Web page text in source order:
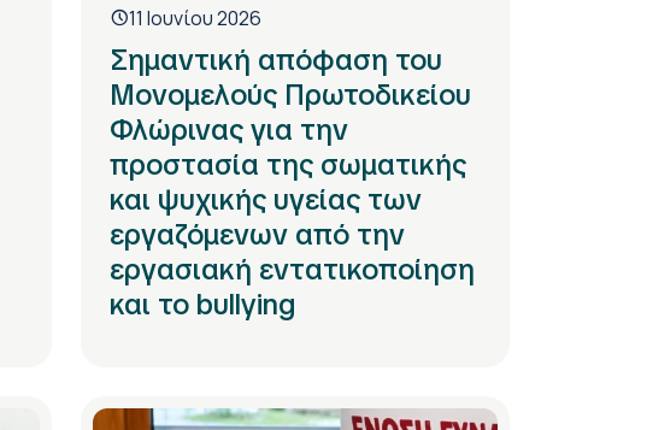
11 Ιουνίου 2026
Σημαντική απόφαση του
Μονομελούς Πρωτοδικείου
Φλώρινας για την
προστασία της σωματικής
και ψυχικής υγείας των
εργαζόμενων από την
εργασιακή εντατικοποίηση
και το bullying